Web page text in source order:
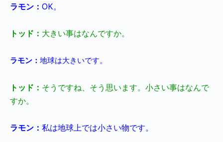
ラモン： OK。
トッド： 大きい事はなんですか。
ラモン： 地球は大きいです。
トッド： そうですね、そう思います。小さい事はなんで
すか。
ラモン： 私は地球上では小さい物です。